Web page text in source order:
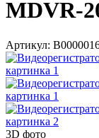
MDVR-
Артикул:
3D фото